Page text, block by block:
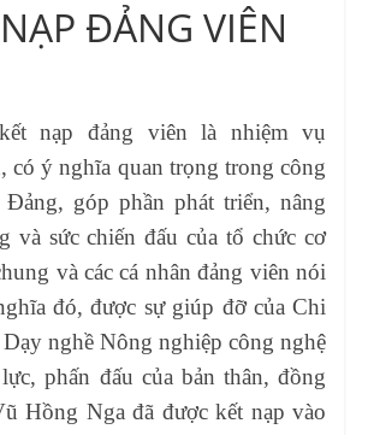
ĐẢNG VIÊN
nạp đảng viên là nhiệm vụ
có ý nghĩa quan trọng trong công
góp phần phát triển, nâng
và sức chiến đấu của tổ chức cơ
và các cá nhân đảng viên nói
đó, được sự giúp đỡ của Chi
nghề Nông nghiệp công nghệ
phấn đấu của bản thân, đồng
Hồng Nga đã được kết nạp vào